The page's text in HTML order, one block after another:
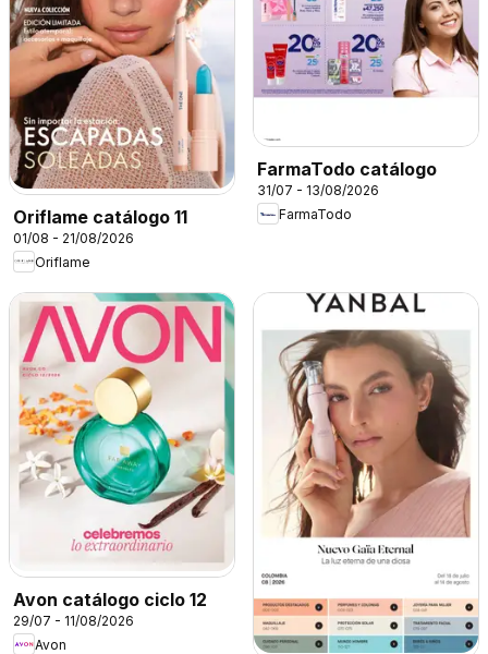
Oriflame catálogo 11
01/08 - 21/08/2026
Oriflame
FarmaTodo catálogo
31/07 - 13/08/2026
FarmaTodo
Avon catálogo ciclo 12
29/07 - 11/08/2026
Avon